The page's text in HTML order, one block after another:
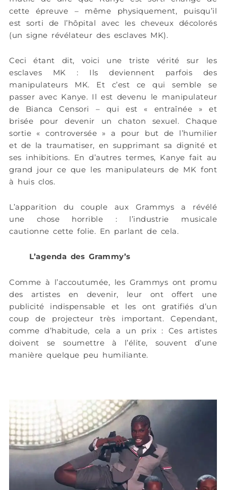
cette épreuve – même physiquement, puisqu’il
est sorti de l’hôpital avec les cheveux décolorés
(un signe révélateur des esclaves MK).
Ceci étant dit, voici une triste vérité sur les
esclaves MK : Ils deviennent parfois des
manipulateurs MK. Et c’est ce qui semble se
passer avec Kanye. Il est devenu le manipulateur
de Bianca Censori – qui est « entraînée » et
brisée pour devenir un chaton sexuel. Chaque
sortie « controversée » a pour but de l’humilier
et de la traumatiser, en supprimant sa dignité et
ses inhibitions. En d’autres termes, Kanye fait au
grand jour ce que les manipulateurs de MK font
à huis clos.
L’apparition du couple aux Grammys a révélé
une chose horrible : l’industrie musicale
cautionne cette folie. En parlant de cela.
L’agenda des Grammy’s
Comme à l’accoutumée, les Grammys ont promu
des artistes en devenir, leur ont offert une
publicité indispensable et les ont gratifiés d’un
coup de projecteur très important. Cependant,
comme d’habitude, cela a un prix : Ces artistes
doivent se soumettre à l’élite, souvent d’une
manière quelque peu humiliante.